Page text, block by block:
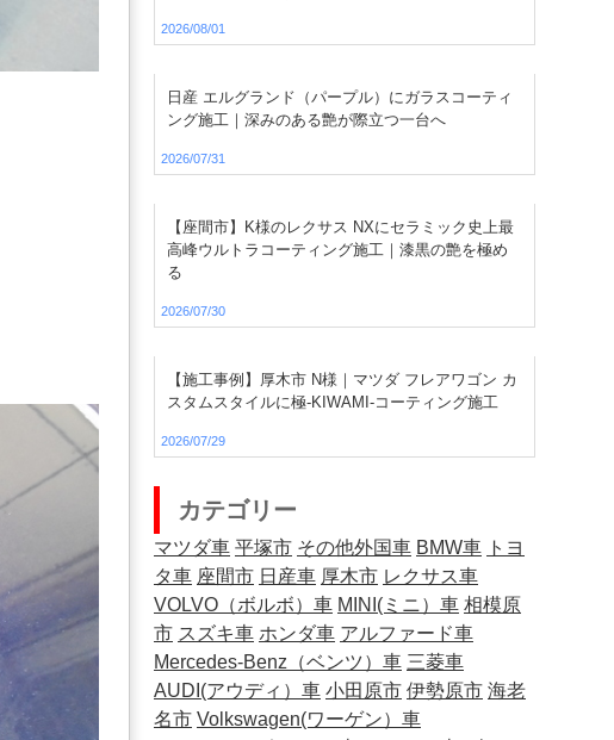
2026/08/01
日産 エルグランド（パープル）にガラスコーティ
ング施工｜深みのある艶が際立つ一台へ
2026/07/31
【座間市】K様のレクサス NXにセラミック史上最
高峰ウルトラコーティング施工｜漆黒の艶を極め
る
2026/07/30
【施工事例】厚木市 N様｜マツダ フレアワゴン カ
スタムスタイルに極-KIWAMI-コーティング施工
2026/07/29
カテゴリー
マツダ車 平塚市 その他外国車 BMW車 トヨ
タ車 座間市 日産車 厚木市 レクサス車
VOLVO（ボルボ）車 MINI(ミニ）車 相模原
市 スズキ車 ホンダ車 アルファード車
Mercedes-Benz（ベンツ）車 三菱車
AUDI(アウディ）車 小田原市 伊勢原市 海老
名市 Volkswagen(ワーゲン）車